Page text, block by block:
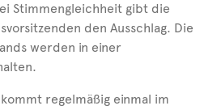
Stimmengleichheit gibt die
den Ausschlag. Die
werden in einer
regelmäßig einmal im